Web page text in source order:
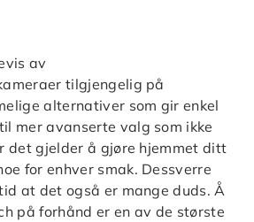
av
tilgjengelig på
alternativer som gir enkel
mer avanserte valg som ikke
det gjelder å gjøre hjemmet ditt
for enhver smak. Dessverre
at det også er mange duds. Å
på forhånd er en av de største